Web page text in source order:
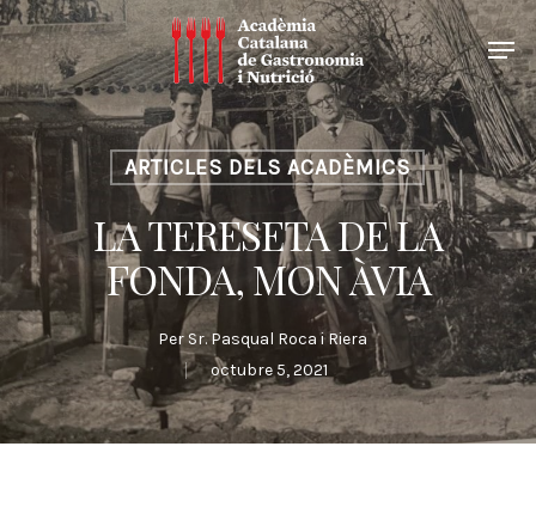
ARTICLES DELS ACADÈMICS
LA TERESETA DE LA
FONDA, MON ÀVIA
PerSr. Pasqual Roca i Riera
octubre 5, 2021